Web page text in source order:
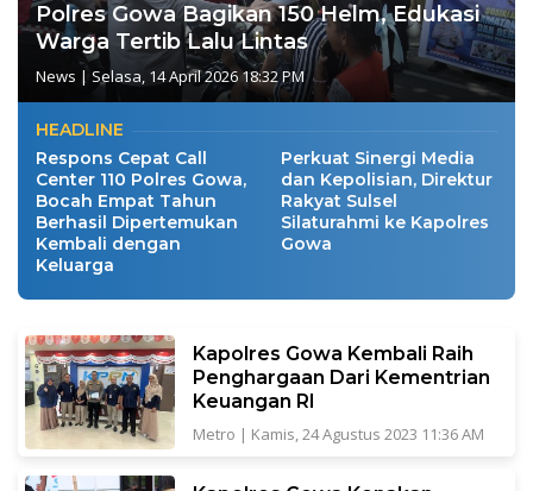
Polres Gowa Bagikan 150 Helm, Edukasi
Warga Tertib Lalu Lintas
News | Selasa, 14 April 2026 18:32 PM
HEADLINE
Respons Cepat Call
Center 110 Polres Gowa,
Bocah Empat Tahun
Berhasil Dipertemukan
Kembali dengan
Keluarga
Perkuat Sinergi Media
dan Kepolisian, Direktur
Rakyat Sulsel
Silaturahmi ke Kapolres
Gowa
Kapolres Gowa Kembali Raih
Penghargaan Dari Kementrian
Keuangan RI
Metro | Kamis, 24 Agustus 2023 11:36 AM